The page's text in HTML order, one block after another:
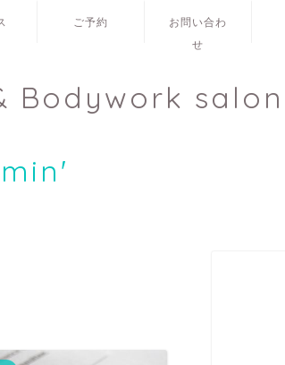
ご予約
お問い合わ
せ
Bodywork salon